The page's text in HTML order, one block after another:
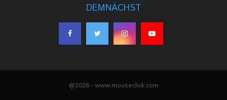
DEMNÄCHST
@2026 - www.mouseclick.com